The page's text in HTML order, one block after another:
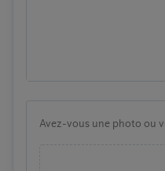
Avez-vous une photo ou